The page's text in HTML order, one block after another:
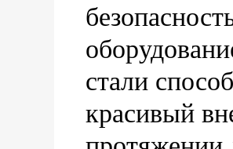
стали
красивый